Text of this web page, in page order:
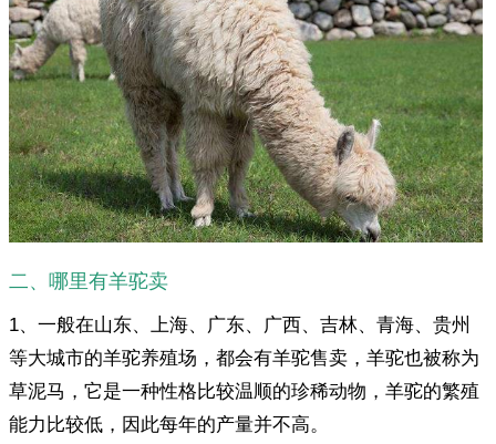
二、哪里有羊驼卖
1、一般在山东、上海、广东、广西、吉林、青海、贵州
等大城市的羊驼养殖场，都会有羊驼售卖，羊驼也被称为
草泥马，它是一种性格比较温顺的珍稀动物，羊驼的繁殖
能力比较低，因此每年的产量并不高。